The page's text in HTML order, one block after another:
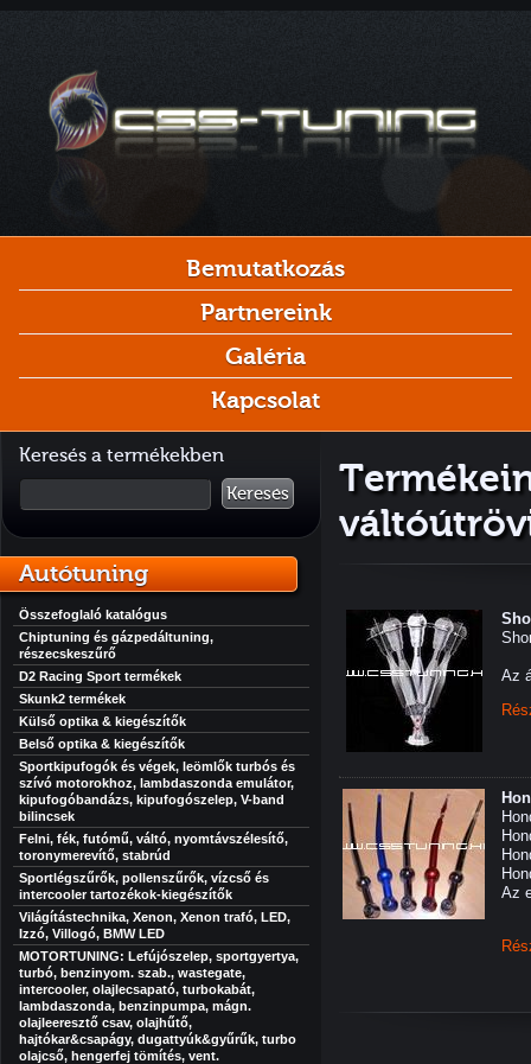
Bemutatkozás
Partnereink
Galéria
Kapcsolat
Keresés a termékekben
Keresés
Autótuning
Összefoglaló katalógus
Chiptuning és gázpedáltuning,
részecskeszűrő
D2 Racing Sport termékek
Skunk2 termékek
Külső optika & kiegészítők
Belső optika & kiegészítők
Sportkipufogók és végek, leömlők turbós és
szívó motorokhoz, lambdaszonda emulátor,
kipufogóbandázs, kipufogószelep, V-band
bilincsek
Felni, fék, futómű, váltó, nyomtávszélesítő,
toronymerevítő, stabrúd
Sportlégszűrők, pollenszűrők, vízcső és
intercooler tartozékok-kiegészítők
Világítástechnika, Xenon, Xenon trafó, LED,
Izzó, Villogó, BMW LED
MOTORTUNING: Lefújószelep, sportgyertya,
turbó, benzinyom. szab., wastegate,
intercooler, olajlecsapató, turbokabát,
lambdaszonda, benzinpumpa, mágn.
olajleeresztő csav, olajhűtő,
hajtókar&csapágy, dugattyúk&gyűrűk, turbo
olajcső, hengerfej tömítés, vent.
Az
Az